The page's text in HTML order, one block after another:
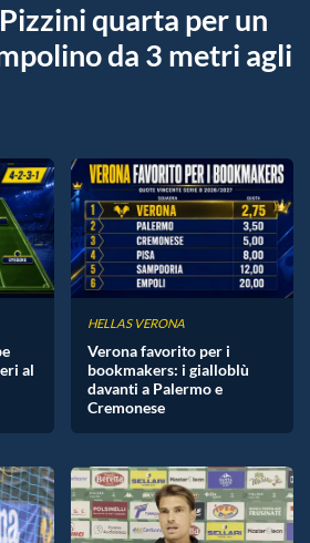
quarta per un
da 3 metri agli
al
HELLAS VERONA
Verona favorito per i
bookmakers: i gialloblù
davanti a Palermo e
Cremonese